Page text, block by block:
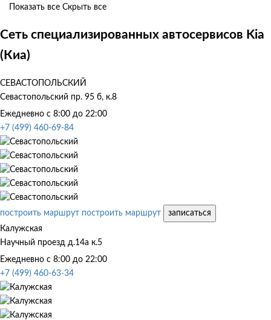
Показать все Скрыть все
Сеть специализированных автосервисов Kia
(Киа)
СЕВАСТОПОЛЬСКИЙ
Севастопольский пр. 95 б, к.8
Ежедневно с 8:00 до 22:00
+7 (499) 460-69-84
построить маршрут построить маршрут
записаться
Калужская
Научный проезд д.14а к.5
Ежедневно с 8:00 до 22:00
+7 (499) 460-63-34